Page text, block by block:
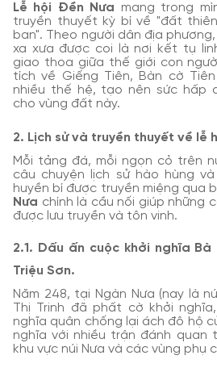
Lễ hội Đền Nưa mang trong
truyền thuyết kỳ bí về "đất
ban". Theo người dân địa
xa xưa được coi là nơi kết tụ
giao thoa giữa thế giới con
tích về Giếng Tiên, Bàn cờ
nhiều thế hệ, tạo nên sức hấp
cho vùng đất này.
2. Lịch sử và truyền thuyết về lễ
Mỗi tảng đá, mỗi ngọn cỏ trên
câu chuyện lịch sử hào hùng
huyền bí được truyền miệng qua
Nưa chính là cầu nối giúp những
được lưu truyền và tôn vinh.
2.1. Dấu ấn cuộc khởi nghĩa
Triệu Sơn.
Năm 248, tại Ngàn Nưa (nay là
Thị Trinh đã phất cờ khởi
nghĩa quân chống lại ách đô hộ
nghĩa với nhiều trận đánh quan
khu vực núi Nưa và các vùng phụ